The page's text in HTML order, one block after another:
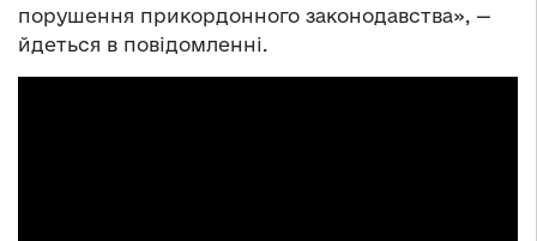
порушення прикордонного законодавства», —
йдеться в повідомленні.